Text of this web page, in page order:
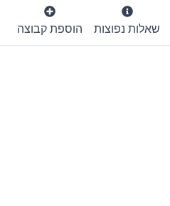
שאלות נפוצות הוספת קבוצה